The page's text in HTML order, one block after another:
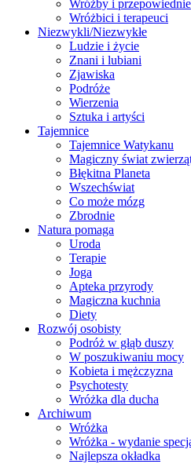
Wróżby i przepowiednie
Wróżbici i terapeuci
Niezwykli/Niezwykłe
Ludzie i życie
Znani i lubiani
Zjawiska
Podróże
Wierzenia
Sztuka i artyści
Tajemnice
Tajemnice Watykanu
Magiczny świat
Błękitna Planeta
Wszechświat
Co może mózg
Zbrodnie
Natura pomaga
Uroda
Terapie
Joga
Apteka przyrody
Magiczna kuchnia
Diety
Rozwój osobisty
Podróż w głąb duszy
W poszukiwaniu mocy
Kobieta i mężczyzna
Psychotesty
Wróżka dla ducha
Archiwum
Wróżka
Wróżka - wydanie
Najlepsza okładka